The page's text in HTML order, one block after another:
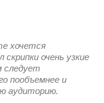
хочется
очень узкие
следует
пообъемнее и
аудиторию.